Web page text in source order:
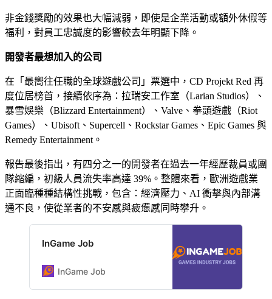
非金錢獎勵的效果也大幅減弱，即使是企業活動或額外休假等
福利，對員工忠誠度的影響較去年明顯下降。
開發者最想加入的公司
在「最嚮往任職的全球遊戲公司」票選中，CD Projekt Red 再
度位居榜首，接續依序為：拉瑞安工作室（Larian Studios）、
暴雪娛樂（Blizzard Entertainment）、Valve、拳頭遊戲（Riot
Games）、Ubisoft、Supercell、Rockstar Games、Epic Games 與
Remedy Entertainment。
報告最後指出，有四分之一的開發者在過去一年經歷裁員或團
隊縮編，初級人員流失率高達 39%。整體來看，歐洲遊戲業
正面臨種種結構性挑戰，包含：經濟壓力、AI 衝擊與內部溝
通不良，使從業者的不安感與疲憊感同時攀升。
InGame Job
InGame Job